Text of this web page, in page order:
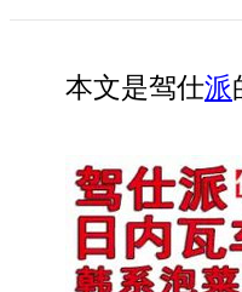
本文是驾仕派